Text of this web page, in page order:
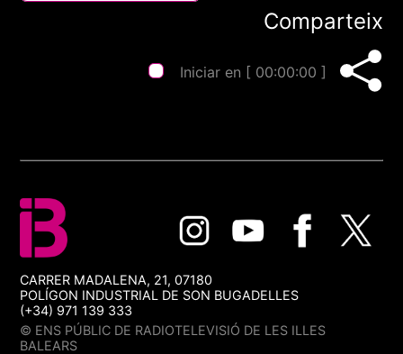
Comparteix
Iniciar en [ 00:00:00 ]
CARRER MADALENA, 21, 07180
POLÍGON INDUSTRIAL DE SON BUGADELLES
(+34) 971 139 333
© ENS PÚBLIC DE RADIOTELEVISIÓ DE LES ILLES
BALEARS